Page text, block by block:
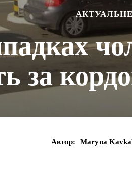
АКТУАЛЬНЕ
за
Автор: Maryna